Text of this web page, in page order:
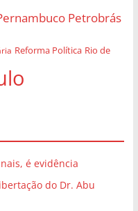
Petrobrás
Reforma Política Rio de
é evidência
do Dr. Abu